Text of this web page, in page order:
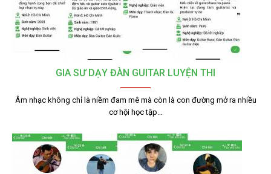
GIA SƯ DẠY ĐÀN GUITAR LUYỆN THI
Âm nhạc không chỉ là niềm đam mê mà còn là con đường mở ra nhiều
cơ hội học tập…